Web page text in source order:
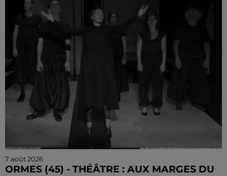
7 août 2026
ORMES (45) - THÉÂTRE : AUX MARGES DU